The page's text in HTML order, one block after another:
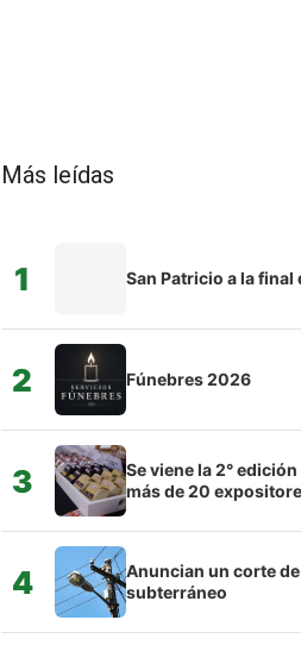
Más leídas
1 San Patricio a la final
2 Fúnebres 2026
3
Se viene la 2°
más de 20
4
Anuncian un corte
subterráneo